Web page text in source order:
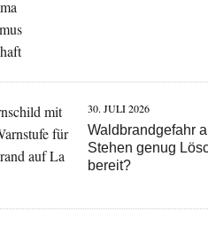
30. JULI 2026
Waldbrandgefahr
Stehen genug
bereit?